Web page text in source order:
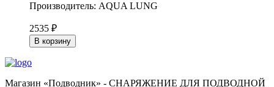
Производитель: AQUA LUNG
2535 ₽
В корзину
Магазин «Подводник» - СНАРЯЖЕНИЕ ДЛЯ ПОДВОДНОЙ